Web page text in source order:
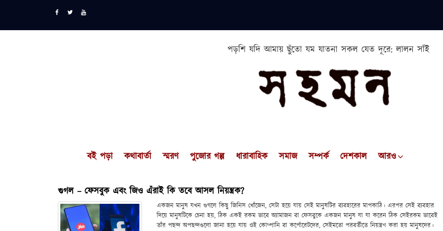
পড়শি যদি আমায় ছুঁতো যম যাতনা সকল যেত দূরে: লালন সাঁই
বই পড়া কথাবার্তা স্মরণ পুজোর গল্প ধারাবাহিক সমাজ সম্পর্ক দেশকাল আরও
গুগল – ফেসবুক এবং জিও এঁরাই কি তবে আসল নিয়ন্ত্রক?
একজন মানুষ যখন গুগলে কিছু জিনিস খোঁজেন, সেটা হয়ে যায় সেই মানুষটির ব্যবহারের মাপকাঠি। এরপর সেই ব্যবহার
দিয়ে মানুষটিকে চেনা হয়, ঠিক একই রকম ভাবে অ্যামাজন বা ফেসবুকে একজন মানুষ যা যা করেন ঠিক সেইরকম ভাবেই
তাঁর পছন্দ অপছন্দগুলো জানা হয়ে যায় ওই কোম্পানি বা কর্পোরেটদের, সেইমতো পরবর্তীতে নিয়ন্ত্রণ করা হয় মানুষদের।